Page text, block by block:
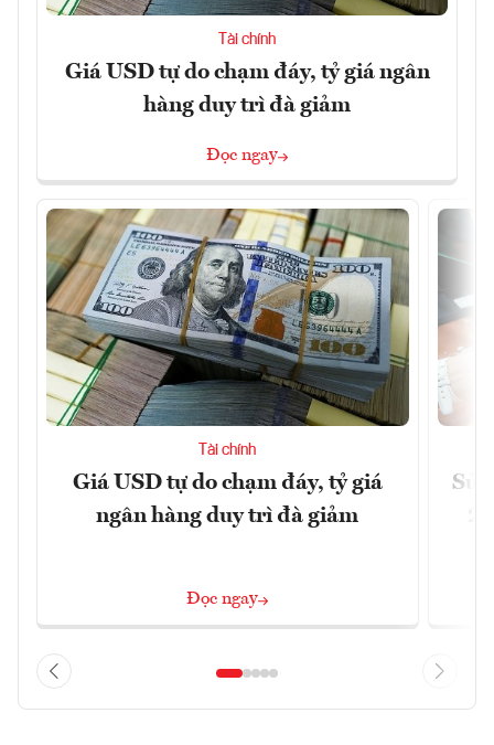
Tài chính
Giá USD tự do chạm đáy, tỷ giá ngân
hàng duy trì đà giảm
Đọc ngay
Tài chính
Giá USD tự do chạm đáy, tỷ giá
ngân hàng duy trì đà giảm
Đọc ngay